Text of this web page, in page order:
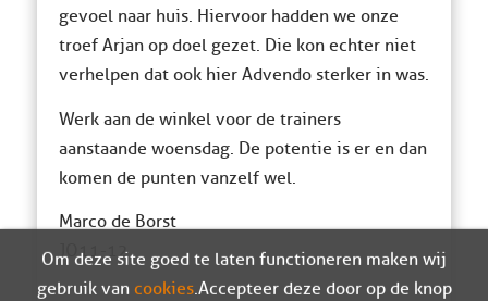
gevoel naar huis. Hiervoor hadden we onze
troef Arjan op doel gezet. Die kon echter niet
verhelpen dat ook hier Advendo sterker in was.
Werk aan de winkel voor de trainers
aanstaande woensdag. De potentie is er en dan
komen de punten vanzelf wel.
Marco de Borst
JO11-12
Om deze site goed te laten functioneren maken wij
gebruik van cookies. Accepteer deze door op de knop